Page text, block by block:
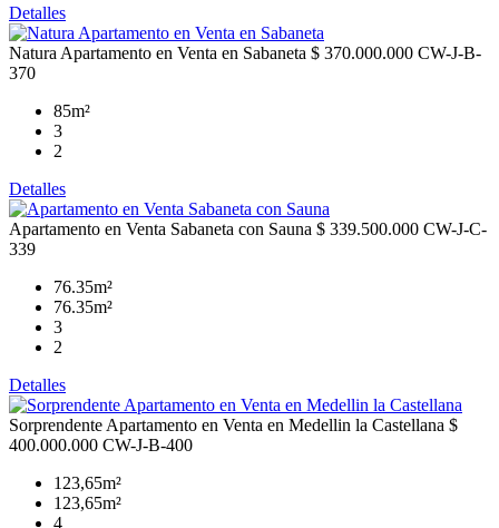
Detalles
Natura Apartamento en Venta en Sabaneta $ 370.000.000 CW-J-B-
370
85m²
3
2
Detalles
Apartamento en Venta Sabaneta con Sauna $ 339.500.000 CW-J-C-
339
76.35m²
76.35m²
3
2
Detalles
Sorprendente Apartamento en Venta en Medellin la Castellana $
400.000.000 CW-J-B-400
123,65m²
123,65m²
4